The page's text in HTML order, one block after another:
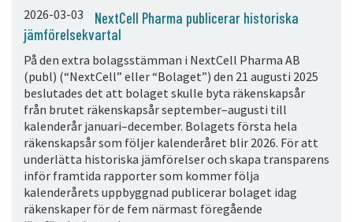
2026-03-03
NextCell Pharma publicerar historiska
jämförelsekvartal
På den extra bolagsstämman i NextCell Pharma AB
(publ) (“NextCell” eller “Bolaget”) den 21 augusti 2025
beslutades det att bolaget skulle byta räkenskapsår
från brutet räkenskapsår september–augusti till
kalenderår januari–december. Bolagets första hela
räkenskapsår som följer kalenderåret blir 2026. För att
underlätta historiska jämförelser och skapa transparens
inför framtida rapporter som kommer följa
kalenderårets uppbyggnad publicerar bolaget idag
räkenskaper för de fem närmast föregående